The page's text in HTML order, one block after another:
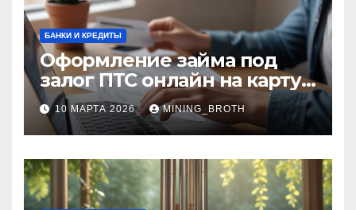
БАНКИ И КРЕДИТЫ
Оформление займа под
залог ПТС онлайн на карту
без визита в офис: порядок,
требования и документы
10 МАРТА 2026 MINING_BROTH